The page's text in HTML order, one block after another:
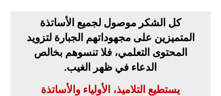
كل الشكر موصول لجميع الأساتذة
المتميزين على مجهوداتهم الجبارة لتزويد
المحتوى التعلمي، فلا تنسوهم بخالص
الدعاء في ظهر الغيب.
يستطيع التلاميذ، الأولياء والأساتذة